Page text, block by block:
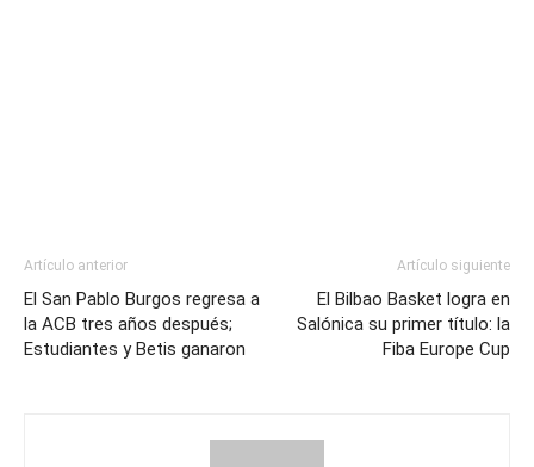
Artículo anterior
El San Pablo Burgos regresa a
la ACB tres años después;
Estudiantes y Betis ganaron
Artículo siguiente
El Bilbao Basket logra en
Salónica su primer título: la
Fiba Europe Cup